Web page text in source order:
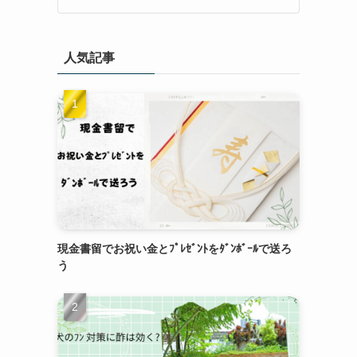
人気記事
現金書留でお祝い金とﾌﾟﾚｾﾞﾝﾄをﾀﾞﾝﾎﾞｰﾙで送ろ
う